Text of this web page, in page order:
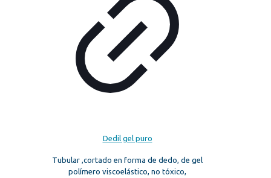
Dedil gel puro
Tubular ,cortado en forma de dedo, de gel
polímero viscoelástico, no tóxico,